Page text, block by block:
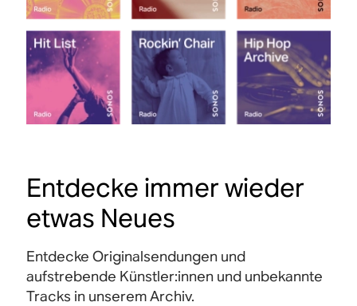
Entdecke immer wieder
etwas Neues
Entdecke Originalsendungen und
aufstrebende Künstler:innen und unbekannte
Tracks in unserem Archiv.